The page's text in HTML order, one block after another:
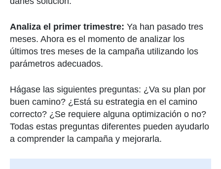
Analiza el primer trimestre: Ya han pasado tres
meses. Ahora es el momento de analizar los
últimos tres meses de la campaña utilizando los
parámetros adecuados.
Hágase las siguientes preguntas: ¿Va su plan por
buen camino? ¿Está su estrategia en el camino
correcto? ¿Se requiere alguna optimización o no?
Todas estas preguntas diferentes pueden ayudarlo
a comprender la campaña y mejorarla.